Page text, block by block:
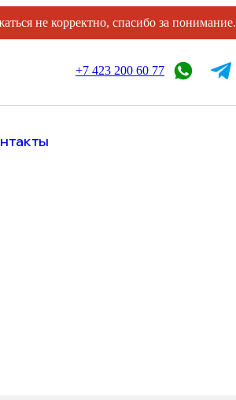
не корректно, спасибо за понимание.
+7 423 200 60 77